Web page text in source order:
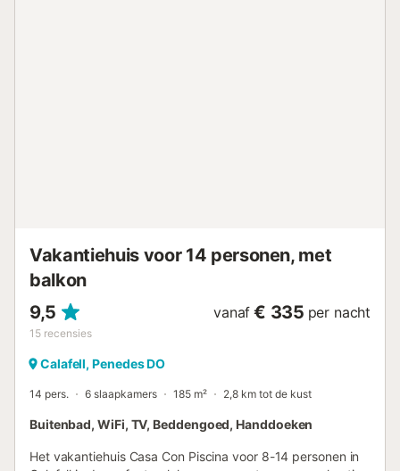
Vakantiehuis voor 14 personen, met
balkon
9,5
15 recensies
vanaf € 335 per nacht
Calafell, Penedes DO
14 pers. 6 slaapkamers 185 m² 2,8 km tot de kust
Buitenbad, WiFi, TV, Beddengoed, Handdoeken
Het vakantiehuis Casa Con Piscina voor 8-14 personen in